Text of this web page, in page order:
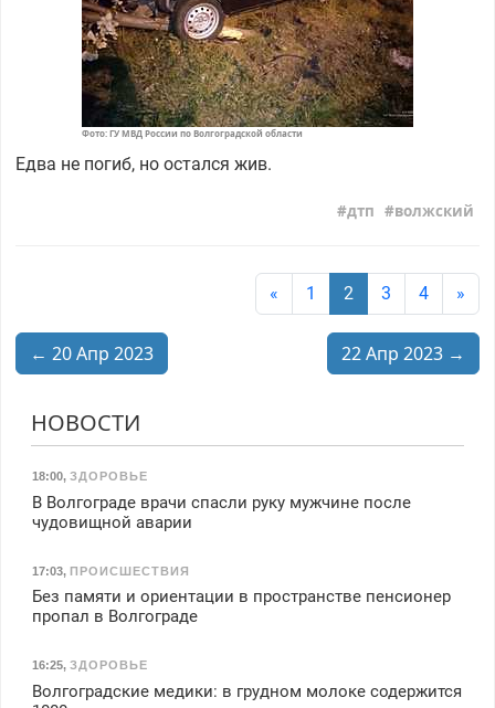
Фото: ГУ МВД России по Волгоградской области
Едва не погиб, но остался жив.
дтп волжский
« 1 2 3 4 »
← 20 Апр 2023 22 Апр 2023 →
НОВОСТИ
18:00, ЗДОРОВЬЕ
В Волгограде врачи спасли руку мужчине после
чудовищной аварии
17:03, ПРОИСШЕСТВИЯ
Без памяти и ориентации в пространстве пенсионер
пропал в Волгограде
16:25, ЗДОРОВЬЕ
Волгоградские медики: в грудном молоке содержится